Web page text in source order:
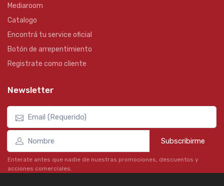
Mediaroom
Catalogo
Encontrá tu service oficial
Botón de arrepentimiento
Registrate como cliente
Newsletter
Subscribirme
Enterate antes que nadie de nuestras promociones, descuentos y
acciones comerciales.